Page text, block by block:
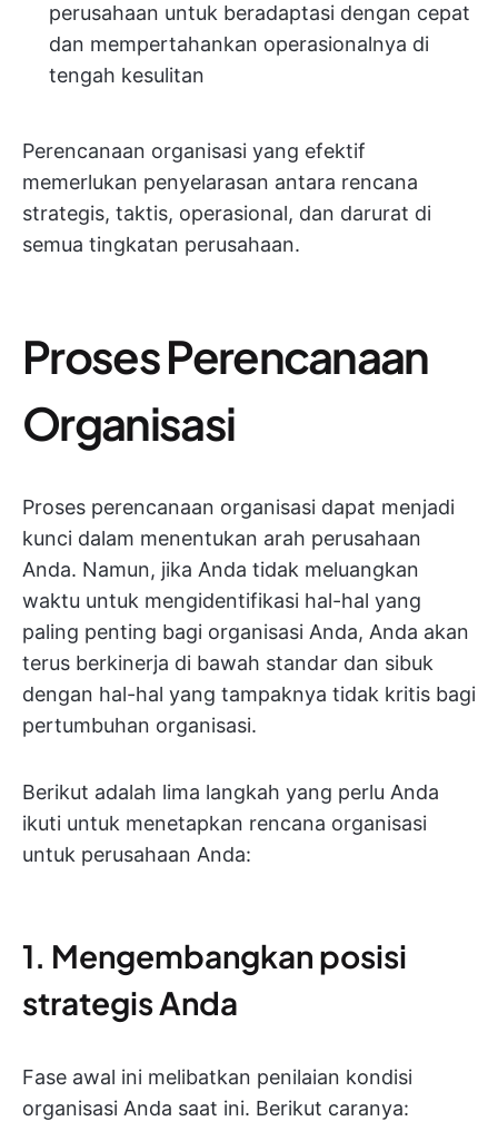
perusahaan untuk beradaptasi dengan cepat
dan mempertahankan operasionalnya di
tengah kesulitan
Perencanaan organisasi yang efektif
memerlukan penyelarasan antara rencana
strategis, taktis, operasional, dan darurat di
semua tingkatan perusahaan.
Proses Perencanaan
Organisasi
Proses perencanaan organisasi dapat menjadi
kunci dalam menentukan arah perusahaan
Anda. Namun, jika Anda tidak meluangkan
waktu untuk mengidentifikasi hal-hal yang
paling penting bagi organisasi Anda, Anda akan
terus berkinerja di bawah standar dan sibuk
dengan hal-hal yang tampaknya tidak kritis bagi
pertumbuhan organisasi.
Berikut adalah lima langkah yang perlu Anda
ikuti untuk menetapkan rencana organisasi
untuk perusahaan Anda:
1. Mengembangkan posisi
strategis Anda
Fase awal ini melibatkan penilaian kondisi
organisasi Anda saat ini. Berikut caranya: